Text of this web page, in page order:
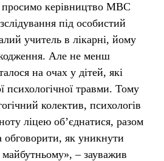
керівництво МВС
під особистий
учитель в лікарні, йому
Але не менш
на очах у дітей, які
психологічної травми. Тому
колектив, психологів
ліцею об’єднатися, разом
обговорити, як уникнути
майбутньому», – зауважив